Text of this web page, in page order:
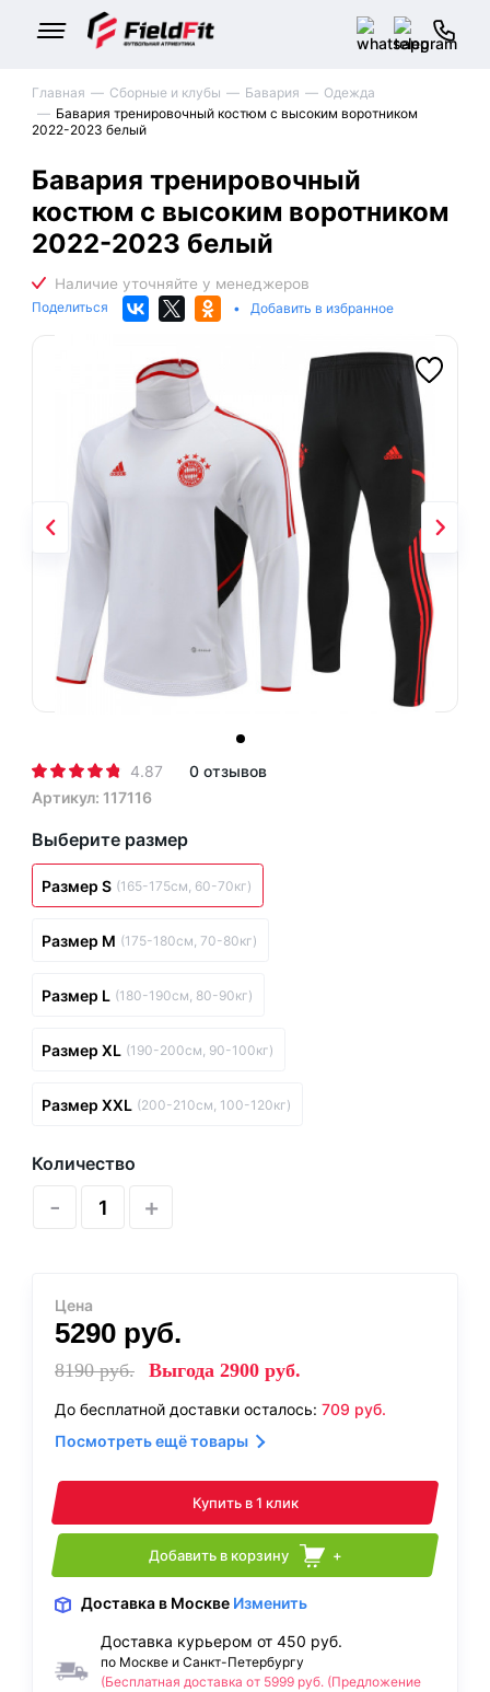
Главная Сборные и клубы Бавария
Одежда
Бавария тренировочный костюм с высоким воротником
2022-2023 белый
Бавария тренировочный
костюм с высоким воротником
2022-2023 белый
Поделиться • Добавить в избранное
4.87
0 отзывов
Артикул: 117116
Выберите размер
Размер S (165-175см, 60-70кг)
Размер M (175-180см, 70-80кг)
Размер L (180-190см, 80-90кг)
Размер XL (190-200см, 90-100кг)
Размер XXL (200-210см, 100-120кг)
Количество
- +
Цена
5290 руб.
8190руб. Выгода 2900 руб.
До бесплатной доставки осталось: 709 руб.
Посмотреть ещё товары
Купить в 1 клик
Добавить в корзину +
Доставка в Москве Изменить
Доставка курьером от 450 руб.
по Москве и Санкт-Петербургу
(Бесплатная доставка от 5999 руб. (Предложение